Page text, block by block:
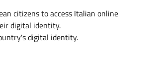
citizens to access Italian online
digital identity.
digital identity.